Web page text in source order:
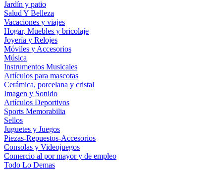
Jardín y patio
Salud Y Belleza
Vacaciones y viajes
Hogar, Muebles y bricolaje
Joyería y Relojes
Móviles y Accesorios
Música
Instrumentos Musicales
Artículos para mascotas
Cerámica, porcelana y cristal
Imagen y Sonido
Artículos Deportivos
Sports Memorabilia
Sellos
Juguetes y Juegos
Piezas-Repuestos-Accesorios
Consolas y Videojuegos
Comercio al por mayor y de empleo
Todo Lo Demas